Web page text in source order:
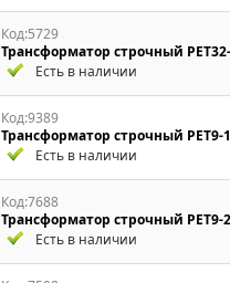
Код:5729
Трансформатор строчный PET32-
Есть в наличии
Код:9389
Трансформатор строчный PET9-1
Есть в наличии
Код:7688
Трансформатор строчный PET9-
Есть в наличии